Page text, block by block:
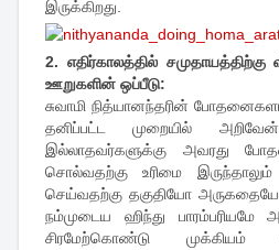
இருக்கிறது.
2. எதிர்காலத்தில்
ஊறுகளின் ஒப்பீடு:
சுவாமி நித்யானந்தரின்
தனிப்பட்ட முறையில்
இல்லாதவர்களுக்கு அவரது
சொல்வதற்கு உரிமை
செய்வதற்கு தகுதியோ
நம்முடைய ஹிந்து பாரம்பரியமே
சிரமேற்கொண்டு முக்கியம்